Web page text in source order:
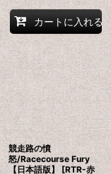
カートに入れる
競走路の憤
怒/Racecourse Fury
【日本語版】 [RTR-赤